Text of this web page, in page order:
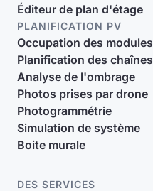
Éditeur de plan d'étage
PLANIFICATION PV
Occupation des modules
Planification des chaînes
Analyse de l'ombrage
Photos prises par drone
Photogrammétrie
Simulation de système
Boite murale
DES SERVICES